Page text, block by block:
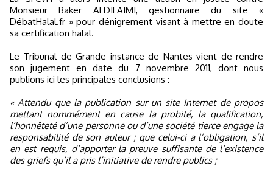
Monsieur Baker ALDILAIMI, gestionnaire du site «
DébatHalal.fr » pour dénigrement visant à mettre en doute
sa certification halal.
Le Tribunal de Grande instance de Nantes vient de rendre
son jugement en date du 7 novembre 2011, dont nous
publions ici les principales conclusions :
« Attendu que la publication sur un site Internet de propos
mettant nommément en cause la probité, la qualification,
l’honnêteté d’une personne ou d’une société tierce engage la
responsabilité de son auteur ; que celui-ci a l’obligation, s’il
en est requis, d’apporter la preuve suffisante de l’existence
des griefs qu’il a pris l’initiative de rendre publics ;